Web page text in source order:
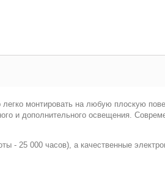
легко монтировать на любую плоскую
и дополнительного освещения.
- 25 000 часов), а качественные